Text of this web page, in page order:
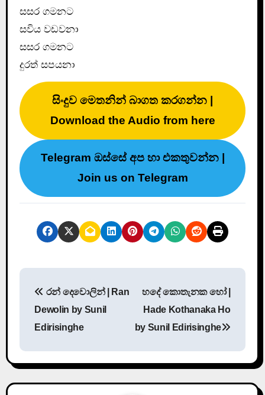
සසර ගමනට
සවිය වඩවනා
සසර ගමනට
දුරත් සපයනා
සිංදුව මෙතනින් බාගත කරගන්න |
Download the Audio from here
Telegram ඔස්සේ අප හා එකතුවන්න |
Join us on Telegram
t
n
රන් දෙවොලින් | Ran
Dewolin by Sunil
Edirisinghe
හදේ කොතැනක හෝ |
Hade Kothanaka Ho
by Sunil Edirisinghe